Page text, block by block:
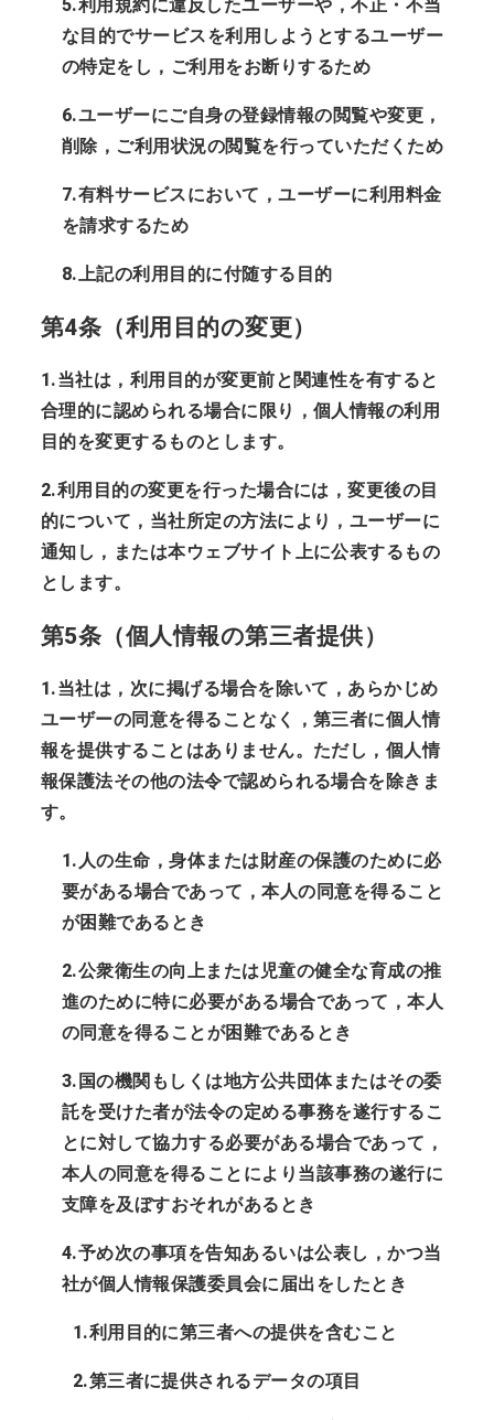
5.利用規約に違反したユーザーや，不正・不当
な目的でサービスを利用しようとするユーザー
の特定をし，ご利用をお断りするため
6.ユーザーにご自身の登録情報の閲覧や変更，
削除，ご利用状況の閲覧を行っていただくため
7.有料サービスにおいて，ユーザーに利用料金
を請求するため
8.上記の利用目的に付随する目的
第4条（利用目的の変更）
1.当社は，利用目的が変更前と関連性を有すると
合理的に認められる場合に限り，個人情報の利用
目的を変更するものとします。
2.利用目的の変更を行った場合には，変更後の目
的について，当社所定の方法により，ユーザーに
通知し，または本ウェブサイト上に公表するもの
とします。
第5条（個人情報の第三者提供）
1.当社は，次に掲げる場合を除いて，あらかじめ
ユーザーの同意を得ることなく，第三者に個人情
報を提供することはありません。ただし，個人情
報保護法その他の法令で認められる場合を除きま
す。
1.人の生命，身体または財産の保護のために必
要がある場合であって，本人の同意を得ること
が困難であるとき
2.公衆衛生の向上または児童の健全な育成の推
進のために特に必要がある場合であって，本人
の同意を得ることが困難であるとき
3.国の機関もしくは地方公共団体またはその委
託を受けた者が法令の定める事務を遂行するこ
とに対して協力する必要がある場合であって，
本人の同意を得ることにより当該事務の遂行に
支障を及ぼすおそれがあるとき
4.予め次の事項を告知あるいは公表し，かつ当
社が個人情報保護委員会に届出をしたとき
1.利用目的に第三者への提供を含むこと
2.第三者に提供されるデータの項目